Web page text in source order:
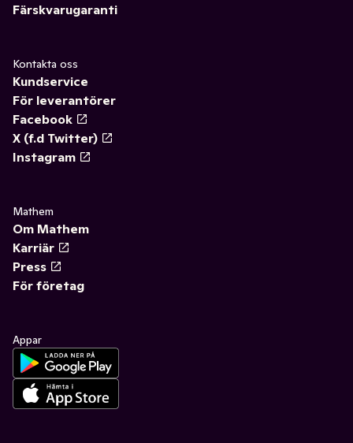
Färskvarugaranti
Kontakta oss
Kundservice
För leverantörer
Facebook
X (f.d Twitter)
Instagram
Mathem
Om Mathem
Karriär
Press
För företag
Appar